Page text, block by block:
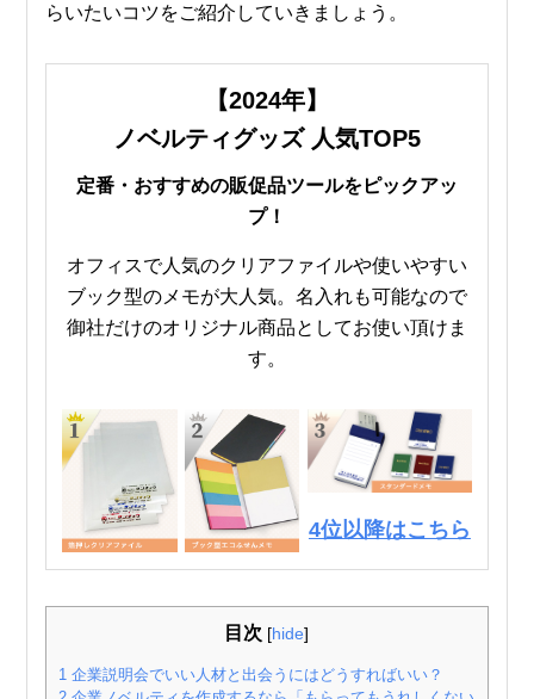
らいたいコツをご紹介していきましょう。
【2024年】
ノベルティグッズ 人気TOP5
定番・おすすめの販促品ツールをピックアッ
プ！
オフィスで人気のクリアファイルや使いやすい
ブック型のメモが大人気。名入れも可能なので
御社だけのオリジナル商品としてお使い頂けま
す。
4位以降はこちら
目次 [hide]
1 企業説明会でいい人材と出会うにはどうすればいい？